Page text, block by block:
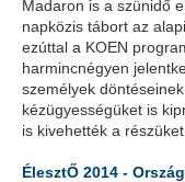
Madaron is a szünidő
napközis tábort az
ezúttal a KOEN
harmincnégyen
személyek
kézügyességüket is
is kivehették a részüket.
ÉlesztŐ 2014 -